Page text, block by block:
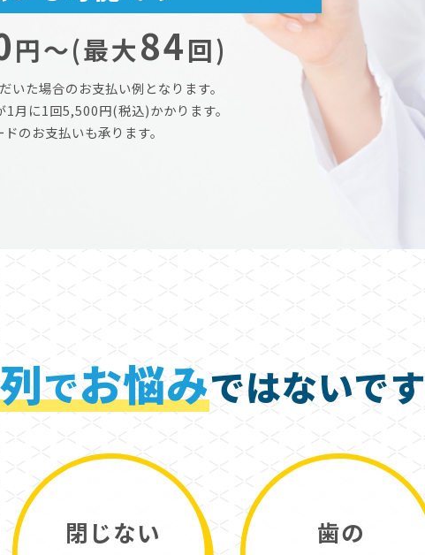
円～(最大84回)
た場合のお支払い例となります。
⽉に1回5,500円(税込)かかります。
のお支払いも承ります。
でお悩みではないで
閉じない 歯の